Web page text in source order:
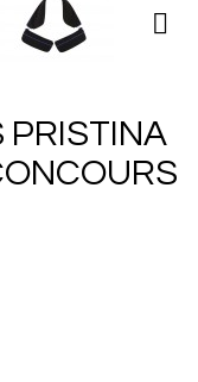

PRISTINA